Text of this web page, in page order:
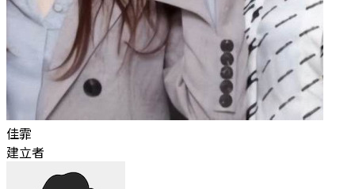
佳霏
建立者